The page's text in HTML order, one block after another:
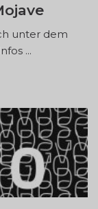
unter dem
...